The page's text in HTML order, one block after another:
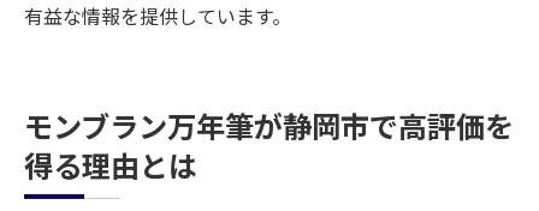
有益な情報を提供しています。
モンブラン万年筆が静岡市で高評価を
得る理由とは